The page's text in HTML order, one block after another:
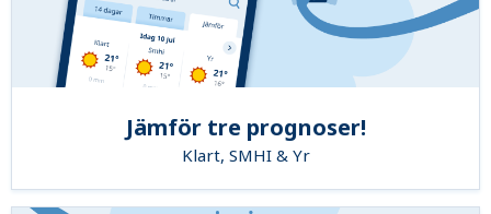
Jämför tre prognoser!
Klart, SMHI & Yr